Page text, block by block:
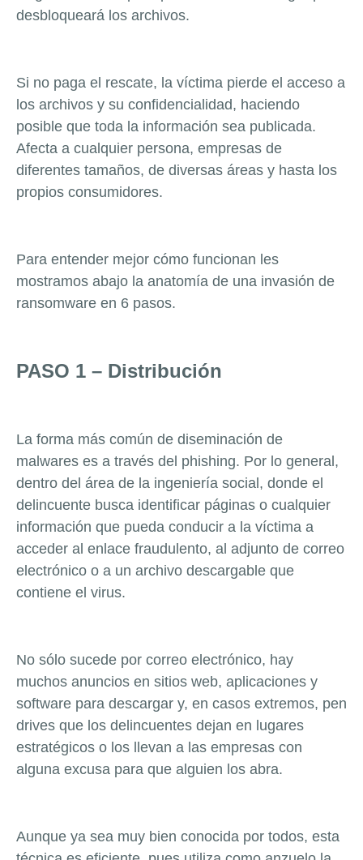
desbloqueará los archivos.
Si no paga el rescate, la víctima pierde el acceso a
los archivos y su confidencialidad, haciendo
posible que toda la información sea publicada.
Afecta a cualquier persona, empresas de
diferentes tamaños, de diversas áreas y hasta los
propios consumidores.
Para entender mejor cómo funcionan les
mostramos abajo la anatomía de una invasión de
ransomware en 6 pasos.
PASO 1 – Distribución
La forma más común de diseminación de
malwares es a través del phishing. Por lo general,
dentro del área de la ingeniería social, donde el
delincuente busca identificar páginas o cualquier
información que pueda conducir a la víctima a
acceder al enlace fraudulento, al adjunto de correo
electrónico o a un archivo descargable que
contiene el virus.
No sólo sucede por correo electrónico, hay
muchos anuncios en sitios web, aplicaciones y
software para descargar y, en casos extremos, pen
drives que los delincuentes dejan en lugares
estratégicos o los llevan a las empresas con
alguna excusa para que alguien los abra.
Aunque ya sea muy bien conocida por todos, esta